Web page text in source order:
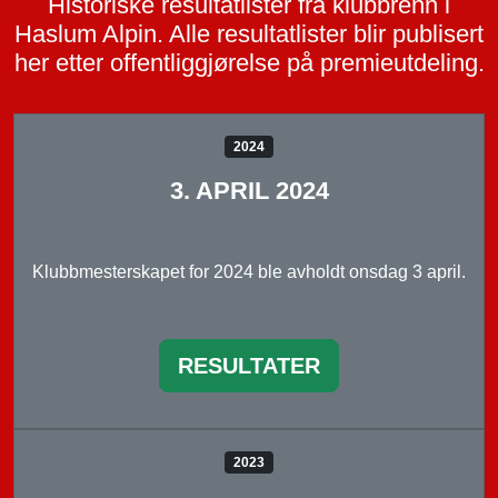
Haslum Alpin. Alle resultatlister blir publisert
her etter offentliggjørelse på premieutdeling.
2024
3. APRIL 2024
Klubbmesterskapet for 2024 ble avholdt onsdag 3 april.
RESULTATER
2023